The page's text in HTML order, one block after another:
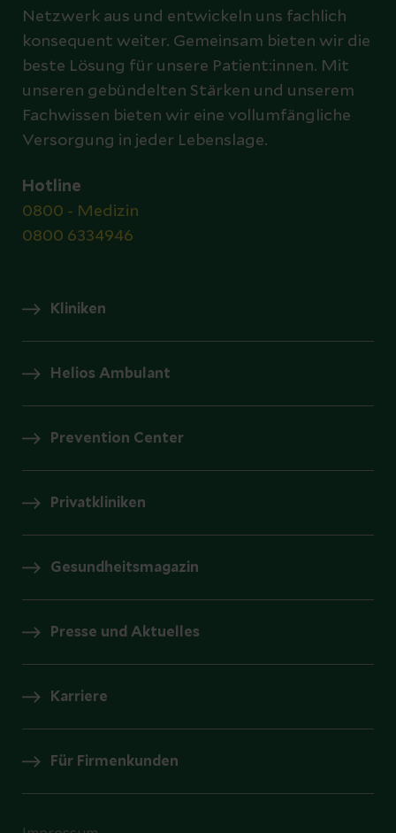
Netzwerk aus und entwickeln uns fachlich
konsequent weiter. Gemeinsam bieten wir die
beste Lösung für unsere Patient:innen. Mit
unseren gebündelten Stärken und unserem
Fachwissen bieten wir eine vollumfängliche
Versorgung in jeder Lebenslage.
Hotline
0800 - Medizin
0800 6334946
Kliniken
Helios Ambulant
Prevention Center
Privatkliniken
Gesundheitsmagazin
Presse und Aktuelles
Karriere
Für Firmenkunden